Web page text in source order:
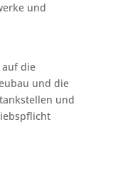
und
auf die
und die
und